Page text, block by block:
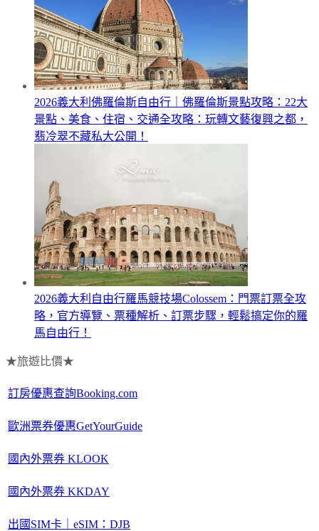
2026義大利佛羅倫斯自由行｜佛羅倫斯景點攻略：22大
景點、美食、住宿、交通全攻略：玩轉文藝復興之都，
翡冷翠不藏私大公開！
2026義大利自由行羅馬競技場Colossem：門票訂票全攻
略，官方導覽、票種解析、訂票步驟，輕鬆搞定你的羅
馬自由行！
★旅遊比價★
訂房優惠查詢Booking.com
歐洲票券優惠GetYourGuide
國內外票券 KLOOK
國內外票券 KKDAY
出國SIM卡｜eSIM：DJB